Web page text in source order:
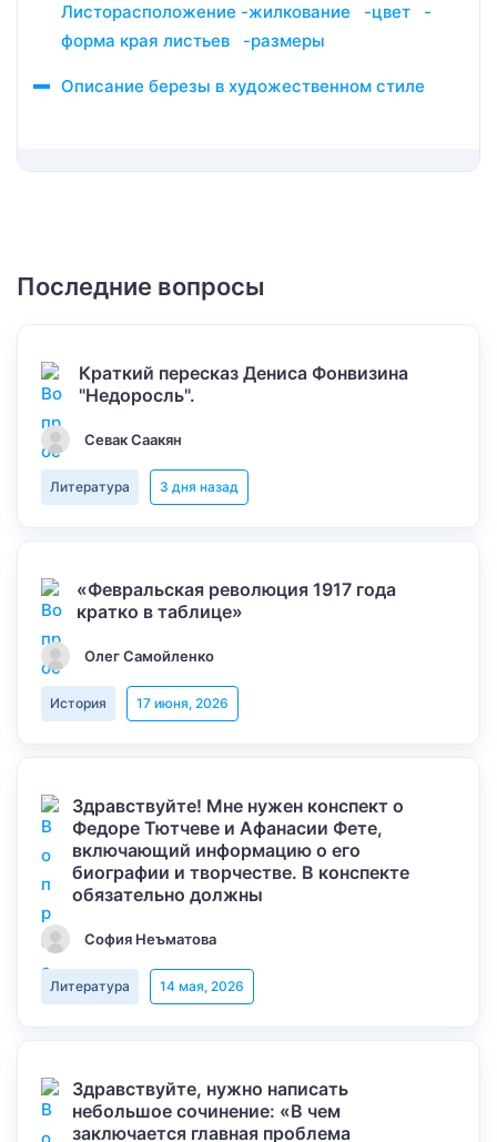
Листорасположение -жилкование -цвет -
форма края листьев -размеры
Описание березы в художественном стиле
Последние вопросы
Краткий пересказ Дениса Фонвизина
"Недоросль".
Севак Саакян
Литература 3 дня назад
«Февральская революция 1917 года
кратко в таблице»
Олег Самойленко
История 17 июня, 2026
Здравствуйте! Мне нужен конспект о
Федоре Тютчеве и Афанасии Фете,
включающий информацию о его
биографии и творчестве. В конспекте
обязательно должны
София Неъматова
Литература 14 мая, 2026
Здравствуйте, нужно написать
небольшое сочинение: «В чем
заключается главная проблема